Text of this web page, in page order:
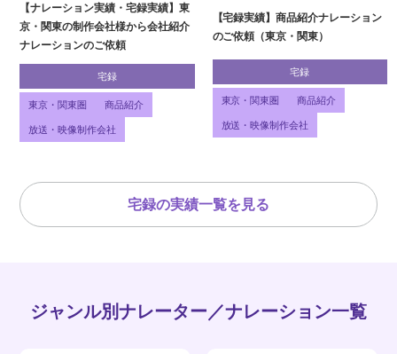
【ナレーション実績・宅録実績】東
京・関東の制作会社様から会社紹介
ナレーションのご依頼
宅録
東京・関東圏 商品紹介
放送・映像制作会社
【宅録実績】商品紹介ナレーション
のご依頼（東京・関東）
宅録
東京・関東圏 商品紹介
放送・映像制作会社
宅録の実績一覧を見る
ジャンル別ナレーター／ナレーション一覧